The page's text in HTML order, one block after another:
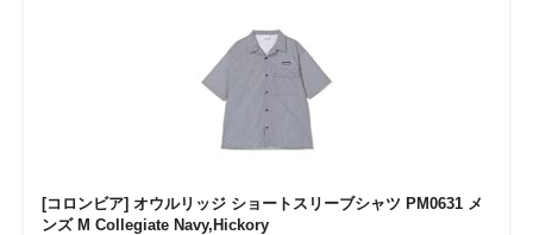
[コロンビア] オウルリッジ ショートスリーブシャツ PM0631 メ
ンズ M Collegiate Navy,Hickory